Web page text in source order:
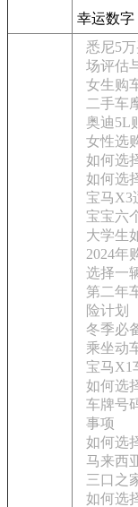
幸运数字
悉尼5
场评估
女生购
二手车
奥迪5L
女性选
如何选
如何选
宝马X3
宝宝六
大学生
2024年
选择一
第二年
险计划
冬季必
乘坐动
宝马X1
如何选
车牌号
事项
如何选
马来西
三口之
如何选